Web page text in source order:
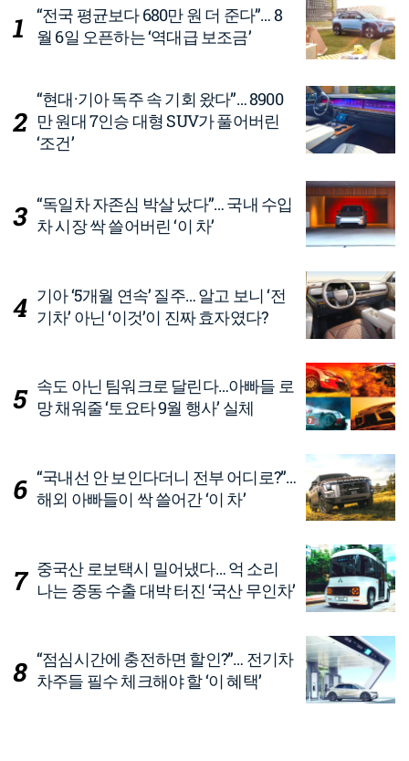
“전국 평균보다 680만 원 더 준다”… 8
월 6일 오픈하는 ‘역대급 보조금’
“현대·기아 독주 속 기회 왔다”… 8900
만 원대 7인승 대형 SUV가 풀어버린
‘조건’
“독일차 자존심 박살 났다”… 국내 수입
차 시장 싹 쓸어버린 ‘이 차’
기아 ‘5개월 연속’ 질주… 알고 보니 ‘전
기차’ 아닌 ‘이것’이 진짜 효자였다?
속도 아닌 팀워크로 달린다…아빠들 로
망 채워줄 ‘토요타 9월 행사’ 실체
“국내선 안 보인다더니 전부 어디로?”…
해외 아빠들이 싹 쓸어간 ‘이 차’
중국산 로보택시 밀어냈다… 억 소리
나는 중동 수출 대박 터진 ‘국산 무인차’
“점심시간에 충전하면 할인?”… 전기차
차주들 필수 체크해야 할 ‘이 혜택’